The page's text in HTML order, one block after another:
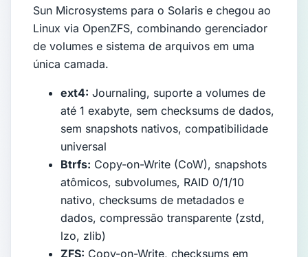
Sun Microsystems para o Solaris e chegou ao
Linux via OpenZFS, combinando gerenciador
de volumes e sistema de arquivos em uma
única camada.
ext4: Journaling, suporte a volumes de
até 1 exabyte, sem checksums de dados,
sem snapshots nativos, compatibilidade
universal
Btrfs: Copy-on-Write (CoW), snapshots
atômicos, subvolumes, RAID 0/1/10
nativo, checksums de metadados e
dados, compressão transparente (zstd,
lzo, zlib)
ZFS: Copy-on-Write, checksums em